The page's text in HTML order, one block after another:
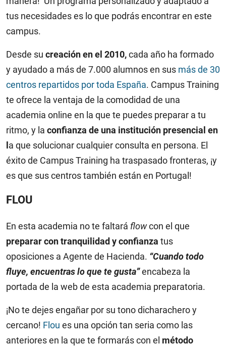
tus necesidades es lo que podrás encontrar en este
campus.
Desde su creación en el 2010,cada año ha formado
y ayudado a más de 7.000 alumnos en sus más de 30
centros repartidos por toda España. Campus Training
te ofrece la ventaja de la comodidad de una
academia online en la que te puedes preparar a tu
ritmo, y la confianza de una institución presencial en
la que solucionar cualquier consulta en persona. El
éxito de Campus Training ha traspasado fronteras, ¡y
es que sus centros también están en Portugal!
FLOU
En esta academia no te faltará flowcon el que
preparar con tranquilidad y confianza tus
oposiciones a Agente de Hacienda. “Cuando todo
fluye, encuentras lo que te gusta”encabeza la
portada de la web de esta academia preparatoria.
¡No te dejes engañar por su tono dicharachero y
cercano! Flou es una opción tan seria como las
anteriores en la que te formarás con el método